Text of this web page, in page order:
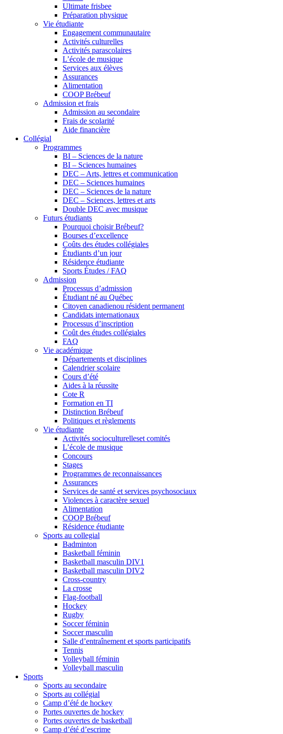
Ultimate frisbee
Préparation physique
Vie étudiante
Engagement communautaire
Activités culturelles
Activités parascolaires
L’école de musique
Services aux élèves
Assurances
Alimentation
COOP Brébeuf
Admission et frais
Admission au secondaire
Frais de scolarité
Aide financière
Collégial
Programmes
BI – Sciences de la nature
BI – Sciences humaines
DEC – Arts, lettres et communication
DEC – Sciences humaines
DEC – Sciences de la nature
DEC – Sciences, lettres et arts
Double DEC avec musique
Futurs étudiants
Pourquoi choisir Brébeuf?
Bourses d’excellence
Coûts des études collégiales
Étudiants d’un jour
Résidence étudiante
Sports Études / FAQ
Admission
Processus d’admission
Étudiant né au Québec
Citoyen canadienou résident permanent
Candidats internationaux
Processus d’inscription
Coût des études collégiales
FAQ
Vie académique
Départements et disciplines
Calendrier scolaire
Cours d’été
Aides à la réussite
Cote R
Formation en TI
Distinction Brébeuf
Politiques et règlements
Vie étudiante
Activités socioculturelleset comités
L’école de musique
Concours
Stages
Programmes de reconnaissances
Assurances
Services de santé et services psychosociaux
Violences à caractère sexuel
Alimentation
COOP Brébeuf
Résidence étudiante
Sports au collegial
Badminton
Basketball féminin
Basketball masculin DIV1
Basketball masculin DIV2
Cross-country
La crosse
Flag-football
Hockey
Rugby
Soccer féminin
Soccer masculin
Salle d’entraînement et sports participatifs
Tennis
Volleyball féminin
Volleyball masculin
Sports
Sports au secondaire
Sports au collégial
Camp d’été de hockey
Portes ouvertes de hockey
Portes ouvertes de basketball
Camp d’été d’escrime